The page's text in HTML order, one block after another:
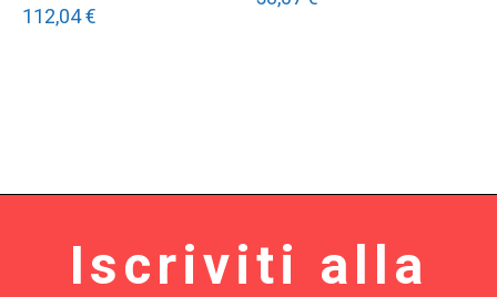
112,04 €
Iscriviti alla